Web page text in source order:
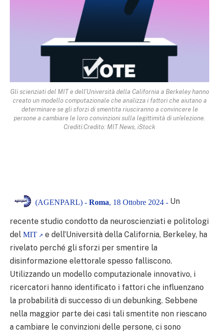
Gli scienziati del MIT e dell'Università della California a Berkeley hanno
creato un modello computazionale che analizza i fattori che aiutano a
determinare se gli sforzi di smentita riusciranno a convincere le
persone a cambiare le loro convinzioni sulla legittimità di un'elezione.
Crediti:Credito: MIT News, iStock
(AGENPARL) - Roma, 18 Ottobre 2024 - Un
recente studio condotto da neuroscienziati e politologi
del MIT
e dell’Università della California, Berkeley, ha
rivelato perché gli sforzi per smentire la
disinformazione elettorale spesso falliscono.
Utilizzando un modello computazionale innovativo, i
ricercatori hanno identificato i fattori che influenzano
la probabilità di successo di un debunking. Sebbene
nella maggior parte dei casi tali smentite non riescano
a cambiare le convinzioni delle persone, ci sono